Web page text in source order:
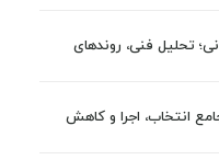
تحلیل فنی، روندهای
انتخاب، اجرا و کاهش